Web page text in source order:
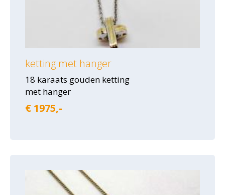
ketting met hanger
18 karaats gouden ketting
met hanger
€ 1975,-